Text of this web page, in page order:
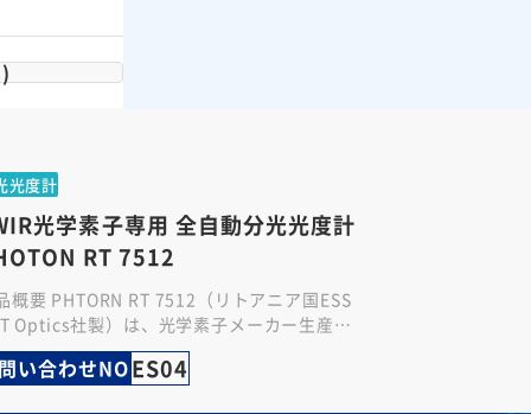
)
光度計
光学素子専用 全自動分光光度計
RT 7512
概要 PHTORN RT 7512（リトアニア国ESS
Optics社製）は、光学素子メーカー生産ラ
・製品出荷前検査向けに特化された、フラ
な光…
い合わせNOES04